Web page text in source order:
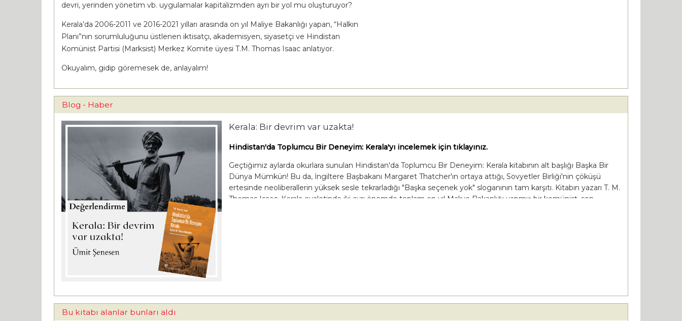
devri, yerinden yönetim vb. uygulamalar kapitalizmden ayrı bir yol mu oluşturuyor?
Kerala’da 2006-2011 ve 2016-2021 yılları arasında on yıl Maliye Bakanlığı yapan, “Halkın
Planı”nın sorumluluğunu üstlenen iktisatçı, akademisyen, siyasetçi ve Hindistan
Komünist Partisi (Marksist) Merkez Komite üyesi T.M. Thomas Isaac anlatıyor.
Okuyalım, gidip göremesek de, anlayalım!
Blog - Haber
Kerala: Bir devrim var uzakta!
Hindistan'da Toplumcu Bir Deneyim: Kerala'yı incelemek için tıklayınız.
Geçtiğimiz aylarda okurlara sunulan Hindistan'da Toplumcu Bir Deneyim: Kerala kitabının alt başlığı Başka Bir
Dünya Mümkün! Bu da, İngiltere Başbakanı Margaret Thatcher'ın ortaya attığı, Sovyetler Birliği'nin çöküşü
ertesinde neoliberallerin yüksek sesle tekrarladığı "Başka seçenek yok" sloganının tam karşıtı. Kitabın yazarı T. M.
Thomas Isaac, Kerala eyaletinde iki ayrı önemde toplam on yıl Maliye Bakanlığı yapmış bir komünist, son
Bu kitabı alanlar bunları aldı